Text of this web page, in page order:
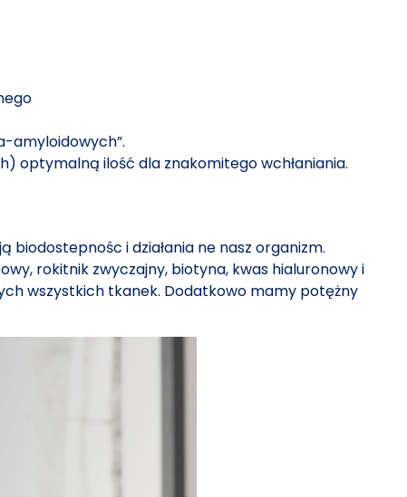
amyloidowych”.
optymalną ilość dla znakomitego wchłaniania.
biodostepnośc i działania ne nasz organizm.
rokitnik zwyczajny, biotyna, kwas hialuronowy i
wszystkich tkanek. Dodatkowo mamy potężny